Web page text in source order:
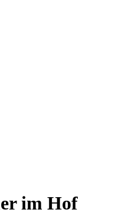
im Hof